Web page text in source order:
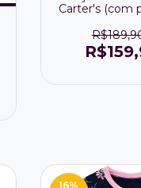
Carter's (com
16%